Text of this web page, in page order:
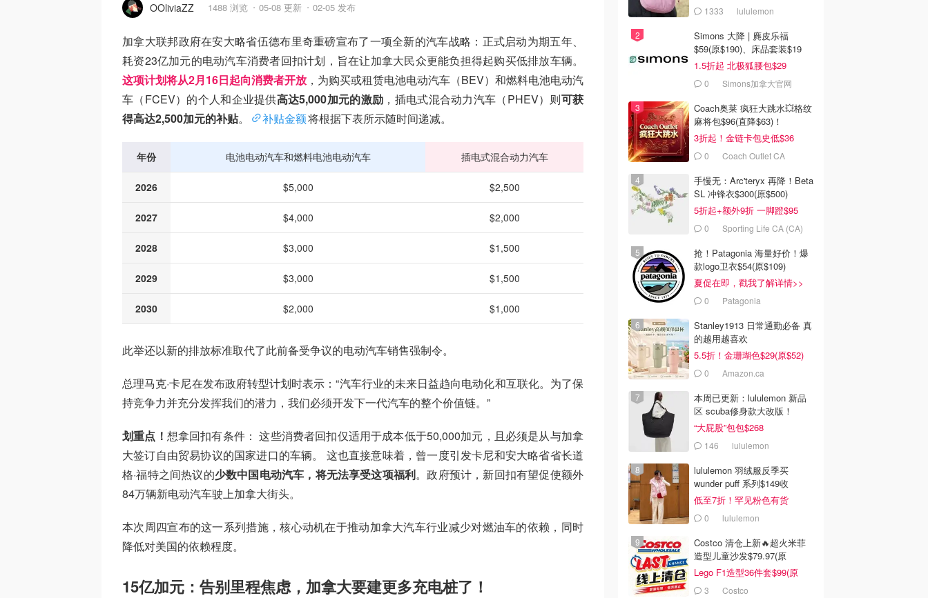
OOliviaZZ 1488 浏览 05-08 更新 02-05 发布
加拿大联邦政府在安大略省伍德布里奇重磅宣布了一项全新的汽车战略：正式启动为期五年、
耗资23亿加元的电动汽车消费者回扣计划，旨在让加拿大民众更能负担得起购买低排放车辆。
这项计划将从2月16日起向消费者开放 ，为购买或租赁电池电动汽车（BEV）和燃料电池电动汽
车（FCEV）的个人和企业提供高达5,000加元的激励 ，插电式混合动力汽车（PHEV）则可获
得高达2,500加元的补贴。 补贴金额将根据下表所示随时间递减。
年份 电池电动汽车和燃料电池电动汽车 插电式混合动力汽车
2026 $5,000 $2,500
2027 $4,000 $2,000
2028 $3,000 $1,500
2029 $3,000 $1,500
2030 $2,000 $1,000
此举还以新的排放标准取代了此前备受争议的电动汽车销售强制令。
总理马克·卡尼在发布政府转型计划时表示：“汽车行业的未来日益趋向电动化和互联化。为了保
持竞争力并充分发挥我们的潜力，我们必须开发下一代汽车的整个价值链。”
划重点！ 想拿回扣有条件： 这些消费者回扣仅适用于成本低于50,000加元，且必须是从与加拿
大签订自由贸易协议的国家进口的车辆。 这也直接意味着，曾一度引发卡尼和安大略省省长道
格·福特之间热议的少数中国电动汽车，将无法享受这项福利。政府预计，新回扣有望促使额外
84万辆新电动汽车驶上加拿大街头。
本次周四宣布的这一系列措施，核心动机在于推动加拿大汽车行业减少对燃油车的依赖，同时
降低对美国的依赖程度。
15亿加元：告别里程焦虑，加拿大要建更多充电桩了！
1333 lululemon
Simons 大降 | 麂皮乐福
$59(原$190)、床品套装$19
1.5折起 北极狐腰包$29
0 Simons加拿大官网
Coach奥莱 疯狂大跳水💥格纹
麻将包$96(直降$63)！
3折起！金链卡包史低$36
0 Coach Outlet CA
手慢无：Arc'teryx 再降！Beta
SL 冲锋衣$300(原$500)
5折起+额外9折 一脚蹬$95
0 Sporting Life CA (CA)
抢！Patagonia 海量好价！爆
款logo卫衣$54(原$109)
夏促在即，戳我了解详情>>
0 Patagonia
Stanley1913 日常通勤必备 真
的越用越喜欢
5.5折！金珊瑚色$29(原$52)
0 Amazon.ca
本周已更新：lululemon 新品
区 scuba修身款大改版！
“大屁股”包包$268
146 lululemon
lululemon 羽绒服反季买
wunder puff 系列$149收
低至7折！罕见粉色有货
0 lululemon
Costco 清仓上新🔥超火米菲
造型儿童沙发$79.97(原
$129.99)
Lego F1造型36件套$99(原
$159)
3 Costco